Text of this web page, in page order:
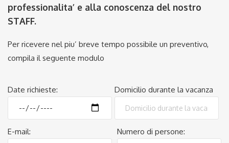
professionalita’ e alla conoscenza del nostro
STAFF.
Per ricevere nel piu’ breve tempo possibile un preventivo,
compila il seguente modulo
Date richieste: Domicilio durante la vacanza
Numero di persone:
E-mail: